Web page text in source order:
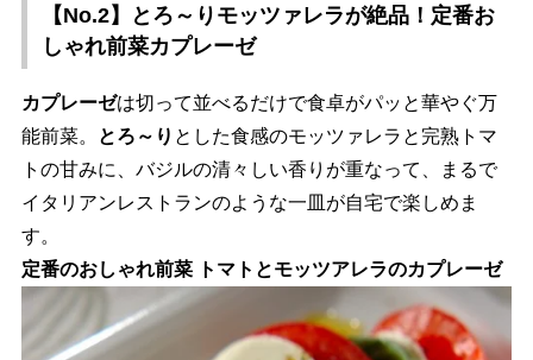
【No.2】とろ～りモッツァレラが絶品！定番お
しゃれ前菜カプレーゼ
カプレーゼは切って並べるだけで食卓がパッと華やぐ万
能前菜。
とろ～り とした食感のモッツァレラと完熟トマ
トの甘みに、バジルの清々しい香りが重なって、まるで
イタリアンレストランのような一皿が自宅で楽しめま
す。
定番のおしゃれ前菜 トマトとモッツアレラのカプレーゼ